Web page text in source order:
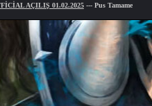
AÇILIŞ 01.02.2025--- Pus TamamenÜcretsiz